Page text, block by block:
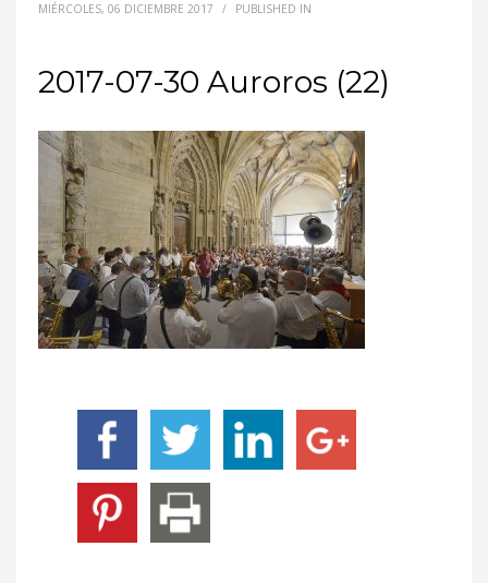
MIÉRCOLES, 06 DICIEMBRE 2017 / PUBLISHED IN
2017-07-30 Auroros (22)